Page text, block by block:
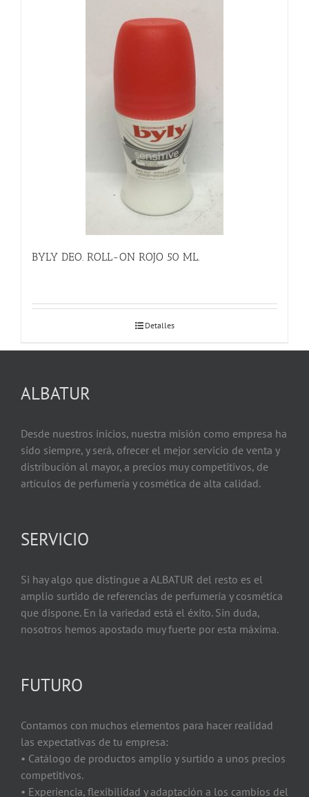
BYLY DEO. ROLL-ON ROJO 50 ML.
Detalles
ALBATUR
Desde nuestros inicios, nuestra misión como empresa ha
sido siempre, y será, ofrecer el mejor servicio de venta y
distribución al mayor, a precios muy competitivos, de
artículos de perfumería y cosmética de alta calidad.
SERVICIO
Si hay algo que distingue a ALBATUR del resto es el
amplio surtido de referencias de perfumería y cosmética
que dispone. En la variedad está el éxito. Sin duda,
nosotros hemos apostado muy fuerte por esta máxima.
FUTURO
Contamos con muchos elementos para hacer realidad
las expectativas de tu empresa:
• Catálogo de productos amplio y surtido a unos precios
competitivos.
• Experiencia, flexibilidad y adaptación a los cambios del